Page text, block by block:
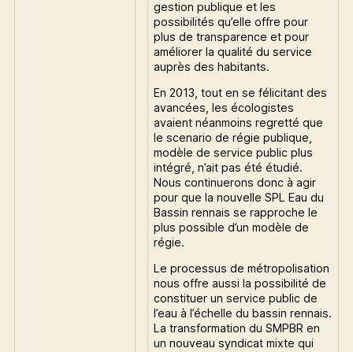
gestion publique et les
possibilités qu’elle offre pour
plus de transparence et pour
améliorer la qualité du service
auprès des habitants.
En 2013, tout en se félicitant des
avancées, les écologistes
avaient néanmoins regretté que
le scenario de régie publique,
modèle de service public plus
intégré, n’ait pas été étudié.
Nous continuerons donc à agir
pour que la nouvelle SPL Eau du
Bassin rennais se rapproche le
plus possible d’un modèle de
régie.
Le processus de métropolisation
nous offre aussi la possibilité de
constituer un service public de
l’eau à l’échelle du bassin rennais.
La transformation du SMPBR en
un nouveau syndicat mixte qui